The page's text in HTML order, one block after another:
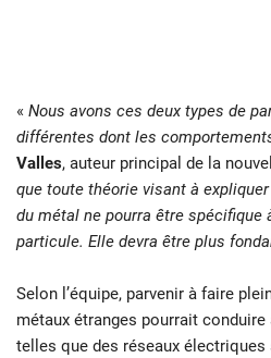
« Nous avons ces deux types de
différentes dont les
Valles, auteur principal de la
que toute théorie visant à
du métal ne pourra être spécifique
particule. Elle devra être plus
Selon l’équipe, parvenir à faire
métaux étranges pourrait
telles que des réseaux électriques